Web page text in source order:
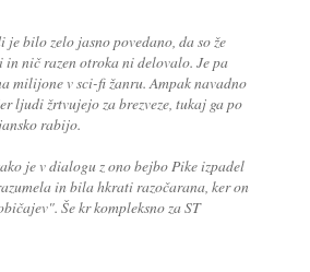
je bilo zelo jasno povedano, da so že
in nič razen otroka ni delovalo. Je pa
milijone v sci-fi žanru. Ampak navadno
ljudi žrtvujejo za brezveze, tukaj ga po
rabijo.
je v dialogu z ono bejbo Pike izpadel
in bila hkrati razočarana, ker on
Še kr kompleksno za ST